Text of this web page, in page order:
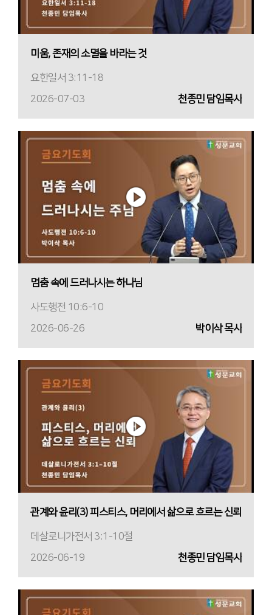
미움, 존재의 소멸을 바라는 것
요한일서 3:11-18
2026-07-03
천종민 담임목사
멈춤 속에 드러나시는 하나님
사도행전 10:6-10
2026-06-26
박이삭 목사
관계와 윤리(3) 피스티스, 머리에서 삶으로 흐르는 신뢰
데살로니가전서 3:1-10절
2026-06-19
천종민 담임목사